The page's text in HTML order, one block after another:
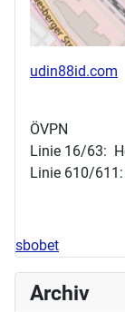
udin88id.com
ÖVPN
Linie 16/63:
Linie 610/
sbobet
Archiv